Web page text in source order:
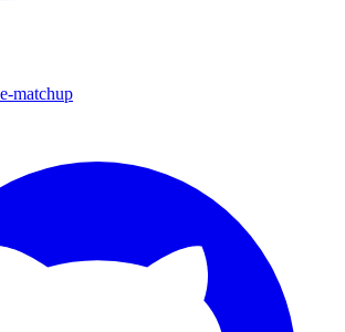
matchup